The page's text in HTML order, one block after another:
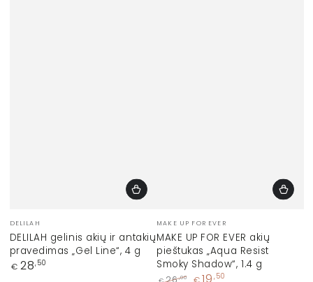
Prekinis
ženklas:
DELILAH
DELILAH gelinis akių ir antakių
pravedimas „Gel Line“, 4 g
Įprasta
€ 28,50
Prekinis
ženklas:
MAKE UP FOR EVER
MAKE UP FOR EVER akių
pieštukas „Aqua Resist
Smoky Shadow“, 1.4 g
,00 ,50